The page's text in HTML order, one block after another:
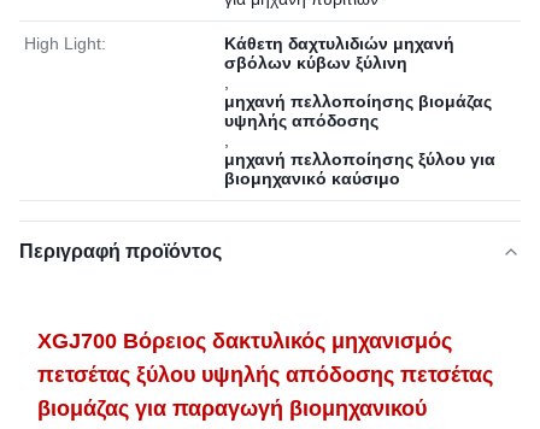
High Light:
Κάθετη δαχτυλιδιών μηχανή
σβόλων κύβων ξύλινη
μηχανή πελλοποίησης βιομάζας
υψηλής απόδοσης
μηχανή πελλοποίησης ξύλου για
βιομηχανικό καύσιμο
Περιγραφή προϊόντος
XGJ700 Βόρειος δακτυλικός μηχανισμός
πετσέτας ξύλου υψηλής απόδοσης πετσέτας
βιομάζας για παραγωγή βιομηχανικού